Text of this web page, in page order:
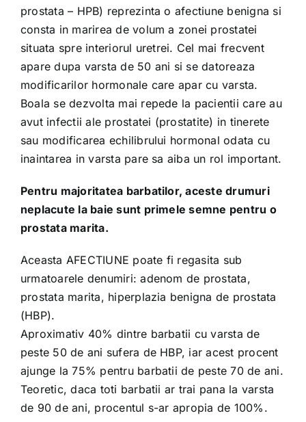
prostata – HPB) reprezinta o afectiune benigna si
consta in marirea de volum a zonei prostatei
situata spre interiorul uretrei. Cel mai frecvent
apare dupa varsta de 50 ani si se datoreaza
modificarilor hormonale care apar cu varsta.
Boala se dezvolta mai repede la pacientii care au
avut infectii ale prostatei (prostatite) in tinerete
sau modificarea echilibrului hormonal odata cu
inaintarea in varsta pare sa aiba un rol important.
Pentru majoritatea barbatilor, aceste drumuri
neplacute la baie sunt primele semne pentru o
prostata marita.
Aceasta AFECTIUNE poate fi regasita sub
urmatoarele denumiri: adenom de prostata,
prostata marita, hiperplazia benigna de prostata
(HBP).
Aproximativ 40% dintre barbatii cu varsta de
peste 50 de ani sufera de HBP, iar acest procent
ajunge la 75% pentru barbatii de peste 70 de ani.
Teoretic, daca toti barbatii ar trai pana la varsta
de 90 de ani, procentul s-ar apropia de 100%.